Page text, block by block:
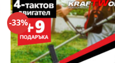
-33%